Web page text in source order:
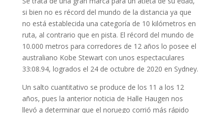
si bien no es récord del mundo de la distancia ya que
no está establecida una categoría de 10 kilómetros en
ruta, al contrario que en pista. El récord del mundo de
10.000 metros para corredores de 12 años lo posee el
australiano Kobe Stewart con unos espectaculares
33:08.94, logrados el 24 de octubre de 2020 en Sydney.
Un salto cuantitativo se produce de los 11 a los 12
años, pues la anterior noticia de Halle Haugen nos
llevó a determinar que el noruego corrió más rápido